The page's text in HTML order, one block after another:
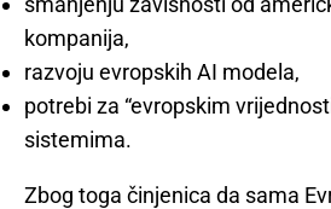
kompanija,
razvoju evropskih AI modela,
potrebi za “evropskim
sistemima.
Zbog toga činjenica da sama